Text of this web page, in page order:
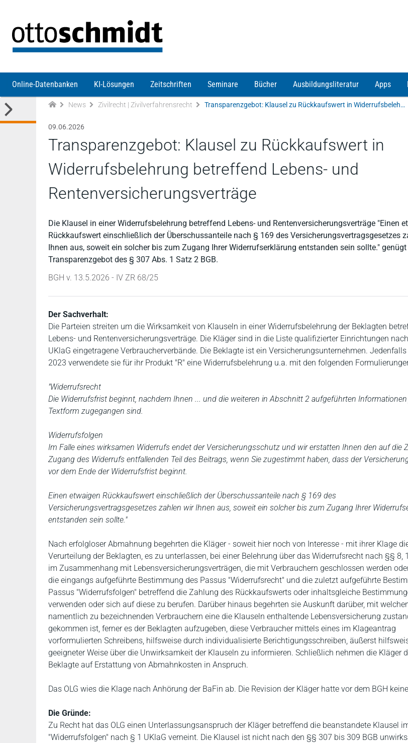
Online-Datenbanken KI-Lösungen Zeitschriften Seminare Bücher Ausbildungsliteratur Apps
News Zivilrecht | Zivilverfahrensrecht Transparenzgebot: Klausel zu Rückkaufswert in Widerrufsbelehrung betreffend Lebens- und Rentenversicherungsverträge
09.06.2026
Transparenzgebot: Klausel zu Rückkaufswert in
Widerrufsbelehrung betreffend Lebens- und
Rentenversicherungsverträge
Die Klausel in einer Widerrufsbelehrung betreffend Lebens- und Rentenversicherungsverträge "Einen
Rückkaufswert einschließlich der Überschussanteile nach § 169 des Versicherungsvertragsgesetzes
Ihnen aus, soweit ein solcher bis zum Zugang Ihrer Widerrufserklärung entstanden sein sollte." genügt
Transparenzgebot des § 307 Abs. 1 Satz 2 BGB.
BGH v. 13.5.2026 - IV ZR 68/25
Der Sachverhalt:
Die Parteien streiten um die Wirksamkeit von Klauseln in einer Widerrufsbelehrung der Beklagten
Lebens- und Rentenversicherungsverträge. Die Kläger sind in die Liste qualifizierter Einrichtungen
UKlaG eingetragene Verbraucherverbände. Die Beklagte ist ein Versicherungsunternehmen.
2023 verwendete sie für ihr Produkt "R" eine Widerrufsbelehrung u.a. mit den folgenden
"Widerrufsrecht
Die Widerrufsfrist beginnt, nachdem Ihnen ... und die weiteren in Abschnitt 2 aufgeführten
Textform zugegangen sind.
Widerrufsfolgen
Im Falle eines wirksamen Widerrufs endet der Versicherungsschutz und wir erstatten Ihnen den auf die
Zugang des Widerrufs entfallenden Teil des Beitrags, wenn Sie zugestimmt haben, dass der
vor dem Ende der Widerrufsfrist beginnt.
Einen etwaigen Rückkaufswert einschließlich der Überschussanteile nach § 169 des
Versicherungsvertragsgesetzes zahlen wir Ihnen aus, soweit ein solcher bis zum Zugang Ihrer
entstanden sein sollte."
Nach erfolgloser Abmahnung begehrten die Kläger - soweit hier noch von Interesse - mit ihrer Klage
Verurteilung der Beklagten, es zu unterlassen, bei einer Belehrung über das Widerrufsrecht nach §§ 8,
im Zusammenhang mit Lebensversicherungsverträgen, die mit Verbrauchern geschlossen werden
die eingangs aufgeführte Bestimmung des Passus "Widerrufsrecht" und die zuletzt aufgeführte
Passus "Widerrufsfolgen" betreffend die Zahlung des Rückkaufswerts oder inhaltsgleiche
verwenden oder sich auf diese zu berufen. Darüber hinaus begehrten sie Auskunft darüber, mit
namentlich zu bezeichnenden Verbrauchern eine die Klauseln enthaltende Lebensversicherung
gekommen ist, ferner es der Beklagten aufzugeben, diese Verbraucher mittels eines im Klageantrag
vorformulierten Schreibens, hilfsweise durch individualisierte Berichtigungsschreiben, äußerst
geeigneter Weise über die Unwirksamkeit der Klauseln zu informieren. Schließlich nehmen die Kläger
Beklagte auf Erstattung von Abmahnkosten in Anspruch.
Das OLG wies die Klage nach Anhörung der BaFin ab. Die Revision der Kläger hatte vor dem BGH
Die Gründe:
Zu Recht hat das OLG einen Unterlassungsanspruch der Kläger betreffend die beanstandete Klausel
"Widerrufsfolgen" nach § 1 UKlaG verneint. Die Klausel ist nicht nach den §§ 307 bis 309 BGB